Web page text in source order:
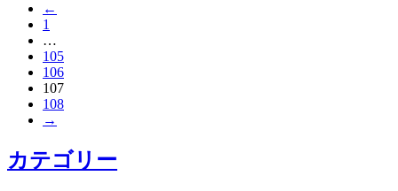
←
1
…
105
106
107
108
→
カテゴリー